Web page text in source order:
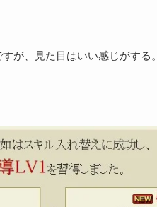
が、見た目はいい感じがする。